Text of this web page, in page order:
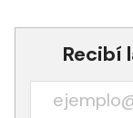
Recibí